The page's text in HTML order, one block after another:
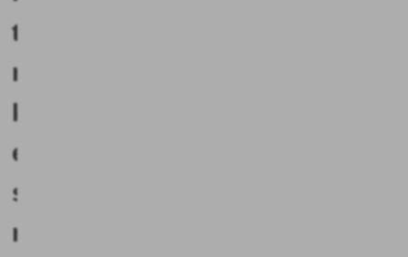
tuleks
ravimtaimi
kuivatada,
et
säilitada
maksimaalne